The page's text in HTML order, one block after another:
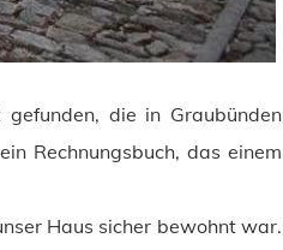
die in Graubünden
Rechnungsbuch, das einem
Haus sicher bewohnt war.